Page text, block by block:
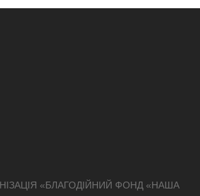
«БЛАГОДІЙНИЙ ФОНД «НАША